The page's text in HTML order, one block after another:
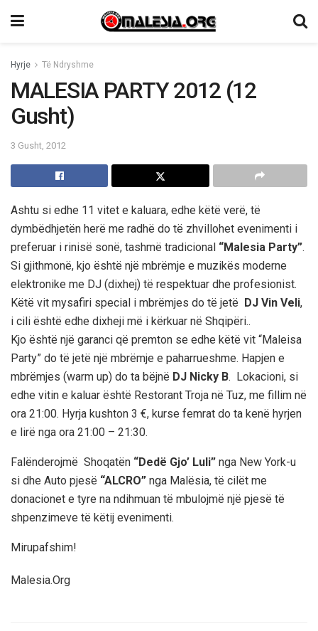
Hyrje Të Ndryshme
MALESIA PARTY 2012 (12
Gusht)
3 Gusht, 2012
Ashtu si edhe 11 vitet e kaluara, edhe këtë verë, të
dymbëdhjetën herë me radhë do të zhvillohet evenimenti i
preferuar i rinisë sonë, tashmë tradicional “Malesia Party”.
Si gjithmonë, kjo është një mbrëmje e muzikës moderne
elektronike me DJ (dixhej) të respektuar dhe profesionist.
Këtë vit mysafiri special i mbrëmjes do të jetë DJ Vin Veli,
i cili është edhe dixheji më i kërkuar në Shqipëri..
Kjo është një garanci që premton se edhe këtë vit “Maleisa
Party” do të jetë një mbrëmje e paharrueshme. Hapjen e
mbrëmjes (warm up) do ta bëjnë DJ Nicky B. Lokacioni, si
edhe vitin e kaluar është Restorant Troja në Tuz, me fillim në
ora 21:00. Hyrja kushton 3 €, kurse femrat do ta kenë hyrjen
e lirë nga ora 21:00 – 21:30.
Falënderojmë Shoqatën “Dedë Gjo’ Luli” nga New York-u
si dhe Auto pjesë “ALCRO” nga Malësia, të cilët me
donacionet e tyre na ndihmuan të mbulojmë një pjesë të
shpenzimeve të këtij evenimenti.
Mirupafshim!
Malesia.Org